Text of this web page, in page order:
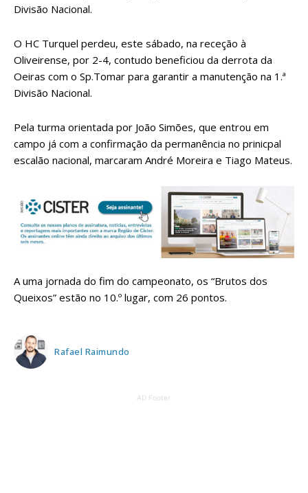
Divisão Nacional.
O HC Turquel perdeu, este sábado, na receção à
Oliveirense, por 2-4, contudo beneficiou da derrota da
Oeiras com o Sp.Tomar para garantir a manutenção na 1.ª
Divisão Nacional.
Pela turma orientada por João Simões, que entrou em
campo já com a confirmação da permanência no prinicpal
escalão nacional, marcaram André Moreira e Tiago Mateus.
A uma jornada do fim do campeonato, os “Brutos dos
Queixos” estão no 10.º lugar, com 26 pontos.
Rafael Raimundo
AD Footer